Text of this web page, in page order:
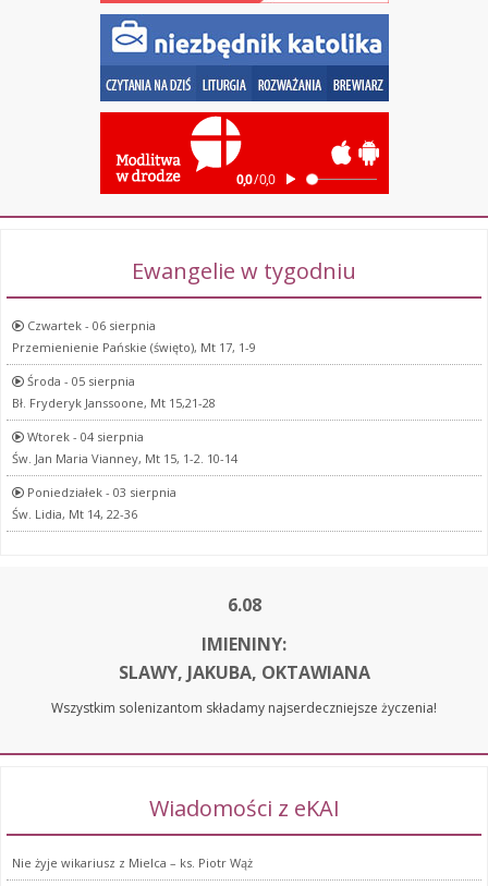
Ewangelie w tygodniu
Czwartek - 06 sierpnia
Przemienienie Pańskie (święto), Mt 17, 1-9
Środa - 05 sierpnia
Bł. Fryderyk Janssoone, Mt 15,21-28
Wtorek - 04 sierpnia
Św. Jan Maria Vianney, Mt 15, 1-2. 10-14
Poniedziałek - 03 sierpnia
Św. Lidia, Mt 14, 22-36
6.08
IMIENINY:
SLAWY, JAKUBA, OKTAWIANA
Wszystkim solenizantom składamy najserdeczniejsze życzenia!
Wiadomości z eKAI
Nie żyje wikariusz z Mielca – ks. Piotr Wąż